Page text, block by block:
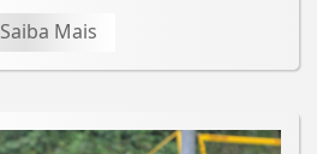
Saiba Mais